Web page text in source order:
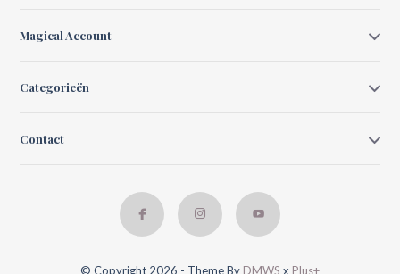
Magical Account
Categorieën
Contact
© Copyright 2026 - Theme By DMWS x Plus+